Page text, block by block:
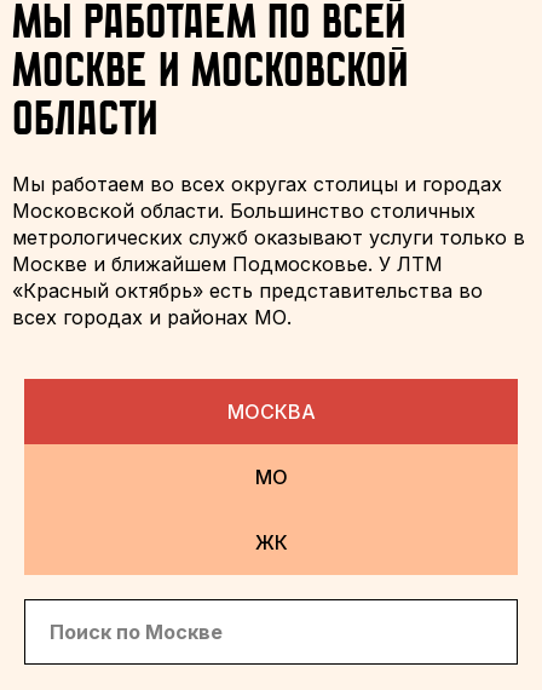
Мы работаем по всей
Москве и Московской
области
Мы работаем во всех округах столицы и городах
Московской области. Большинство столичных
метрологических служб оказывают услуги только в
Москве и ближайшем Подмосковье. У ЛТМ
«Красный октябрь» есть представительства во
всех городах и районах МО.
МОСКВА
МО
ЖК